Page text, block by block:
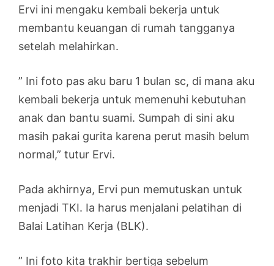
Ervi ini mengaku kembali bekerja untuk
membantu keuangan di rumah tangganya
setelah melahirkan.
” Ini foto pas aku baru 1 bulan sc, di mana aku
kembali bekerja untuk memenuhi kebutuhan
anak dan bantu suami. Sumpah di sini aku
masih pakai gurita karena perut masih belum
normal,” tutur Ervi.
Pada akhirnya, Ervi pun memutuskan untuk
menjadi TKI. Ia harus menjalani pelatihan di
Balai Latihan Kerja (BLK).
” Ini foto kita trakhir bertiga sebelum